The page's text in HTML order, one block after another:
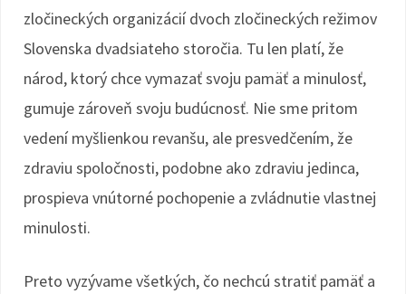
zločineckých organizácií dvoch zločineckých režimov
Slovenska dvadsiateho storočia. Tu len platí, že
národ, ktorý chce vymazať svoju pamäť a minulosť,
gumuje zároveň svoju budúcnosť. Nie sme pritom
vedení myšlienkou revanšu, ale presvedčením, že
zdraviu spoločnosti, podobne ako zdraviu jedinca,
prospieva vnútorné pochopenie a zvládnutie vlastnej
minulosti.
Preto vyzývame všetkých, čo nechcú stratiť pamäť a